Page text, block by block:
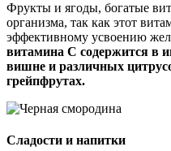
Фрукты и ягоды, богатые
организма, так как этот
эффективному усвоению
витамина C содержится в
вишне и различных
грейпфрутах.
Сладости и напитки